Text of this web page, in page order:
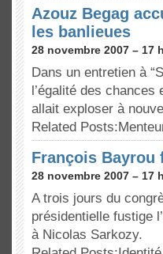
Azouz Begag
les banlieues
28 novembre 2007 – 17
Dans un entretien à
l’égalité des
allait exploser à
Related
François Bayrou
28 novembre 2007 – 17
A trois jours du
présidentielle fustige
à Nicolas Sarkozy.